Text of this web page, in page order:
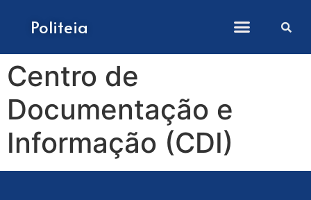
Politeia
Centro de
Documentação e
Informação (CDI)